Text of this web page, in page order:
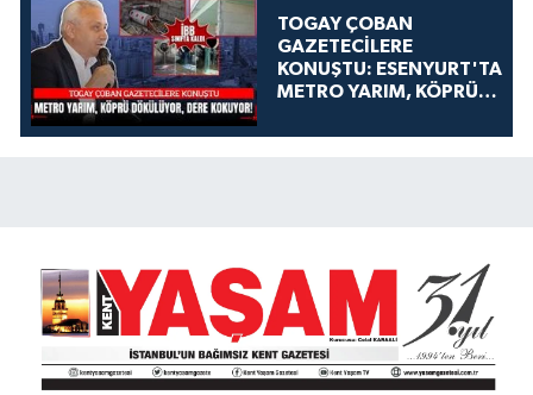
TOGAY ÇOBAN
GAZETECİLERE
KONUŞTU: ESENYURT'TA
METRO YARIM, KÖPRÜ
KOKUYOR!